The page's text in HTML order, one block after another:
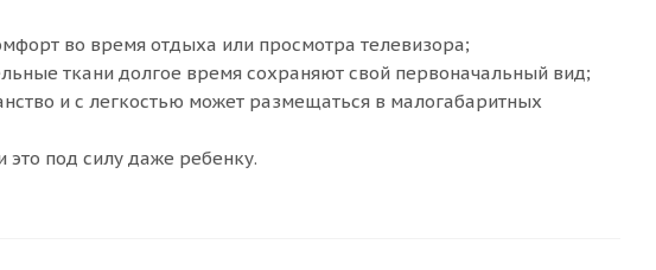
во время отдыха или просмотра телевизора;
ткани долгое время сохраняют свой первоначальный вид;
и с легкостью может размещаться в малогабаритных
это под силу даже ребенку.